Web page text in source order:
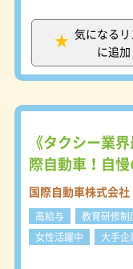
い
て
を
ッ
指せる
を
ブ
ッ
要
ど
の
イ
潔
定
気になるリ
に追加
《タクシー業
際自動車！自慢
国際自動車株式会
高給与 教育研修制
女性活躍中
大手企